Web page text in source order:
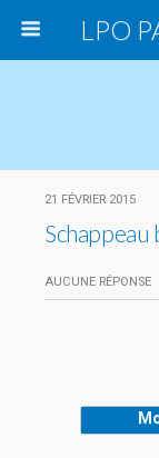
21 FÉVRIER 2015
Schappeau
AUCUNE RÉPONSE